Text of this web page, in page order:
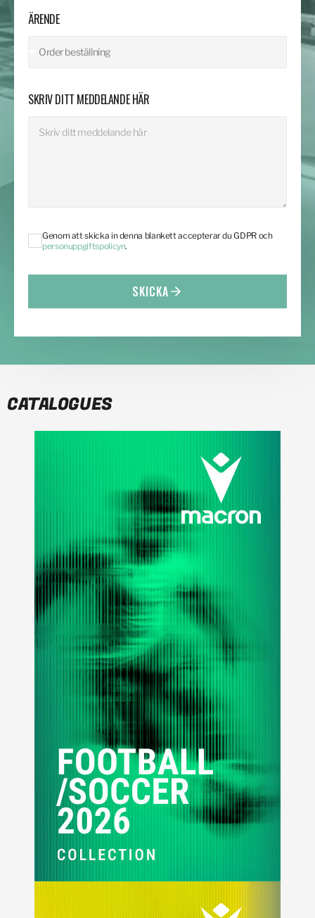
ÄRENDE
SKRIV DITT MEDDELANDE HÄR
Genom att skicka in denna blankett accepterar du GDPR och
personuppgiftspolicyn.
SKICKA
CATALOGUES